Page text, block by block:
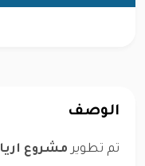
الوصف
تم تطوير مشروع اريا Aria